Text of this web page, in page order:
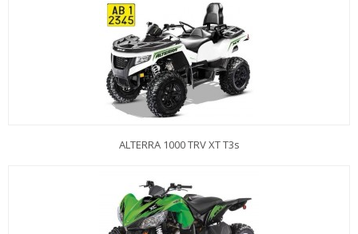
ALTERRA 1000 TRV XT T3s